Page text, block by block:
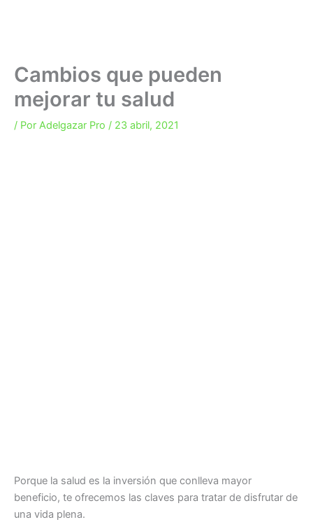
Cambios que pueden
mejorar tu salud
/ Por Adelgazar Pro / 23 abril, 2021
Porque la salud es la inversión que conlleva mayor
beneficio, te ofrecemos las claves para tratar de disfrutar de
una vida plena.